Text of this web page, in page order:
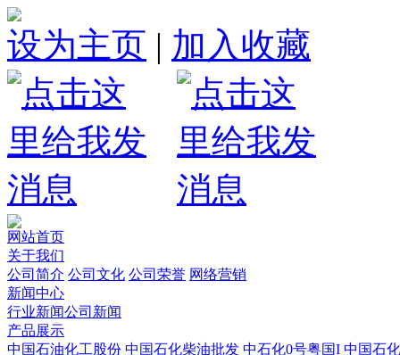
设为主页 | 加入收藏
网站首页
关于我们
公司简介 公司文化 公司荣誉 网络营销
新闻中心
行业新闻公司新闻
产品展示
中国石油化工股份 中国石化柴油批发 中石化0号粤国I 中国石